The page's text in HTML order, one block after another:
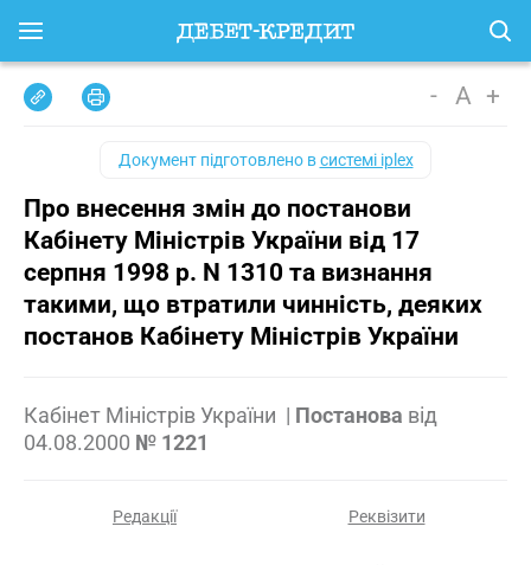
- A +
Документ підготовлено всистемі iplex
Про внесення змін до постанови
Кабінету Міністрів України від 17
серпня 1998 р. N 1310 та визнання
такими, що втратили чинність, деяких
постанов Кабінету Міністрів України
Кабінет Міністрів України | Постанова від
04.08.2000 № 1221
Редакції Реквізити